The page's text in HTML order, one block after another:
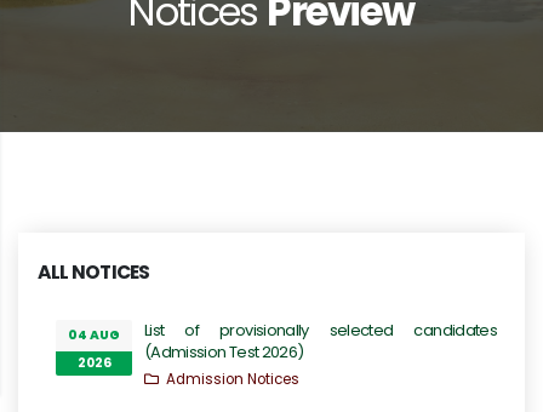
Notices Preview
ALL NOTICES
04 AUG
2026
List of provisionally selected candidates
(Admission Test 2026)
Admission Notices